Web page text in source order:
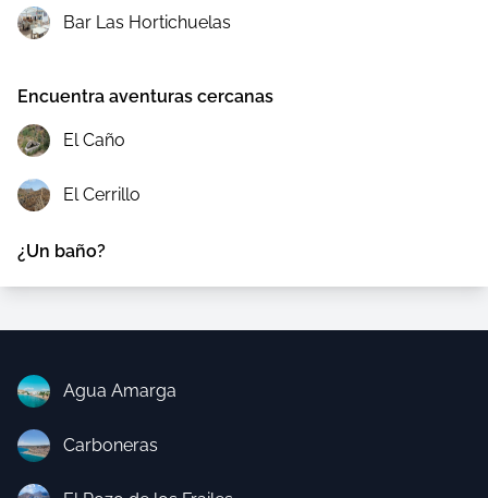
Bar Las Hortichuelas
Encuentra aventuras cercanas
El Caño
El Cerrillo
¿Un baño?
Agua Amarga
Carboneras